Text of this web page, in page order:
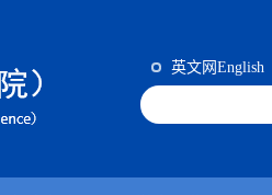
英文网English